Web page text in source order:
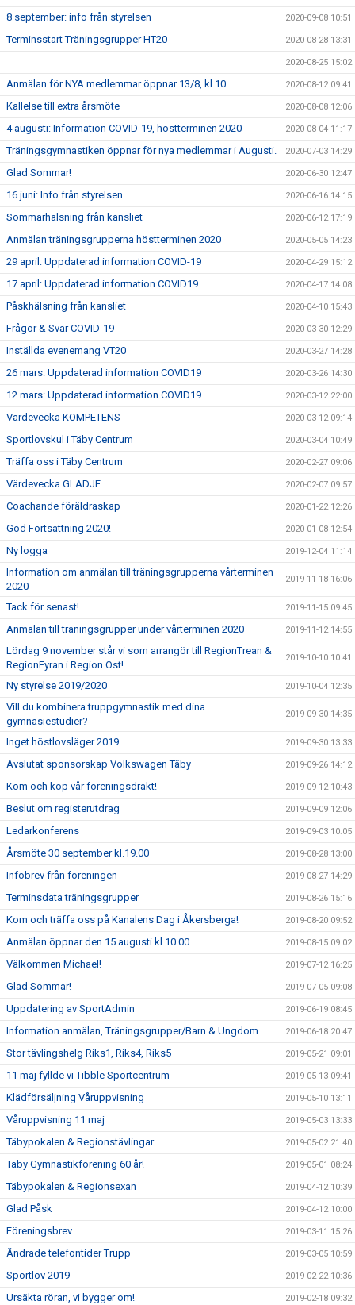
8 september: info från styrelsen 2020-09-08 10:51
Terminsstart Träningsgrupper HT20 2020-08-28 13:31
2020-08-25 15:02
Anmälan för NYA medlemmar öppnar 13/8, kl.10 2020-08-12 09:41
Kallelse till extra årsmöte 2020-08-08 12:06
4 augusti: Information COVID-19, höstterminen 2020 2020-08-04 11:17
Träningsgymnastiken öppnar för nya medlemmar i Augusti. 2020-07-03 14:29
Glad Sommar! 2020-06-30 12:47
16 juni: Info från styrelsen 2020-06-16 14:15
Sommarhälsning från kansliet 2020-06-12 17:19
Anmälan träningsgrupperna höstterminen 2020 2020-05-05 14:23
29 april: Uppdaterad information COVID-19 2020-04-29 15:12
17 april: Uppdaterad information COVID19 2020-04-17 14:08
Påskhälsning från kansliet 2020-04-10 15:43
Frågor & Svar COVID-19 2020-03-30 12:29
Inställda evenemang VT20 2020-03-27 14:28
26 mars: Uppdaterad information COVID19 2020-03-26 14:30
12 mars: Uppdaterad information COVID19 2020-03-12 22:00
Värdevecka KOMPETENS 2020-03-12 09:14
Sportlovskul i Täby Centrum 2020-03-04 10:49
Träffa oss i Täby Centrum 2020-02-27 09:06
Värdevecka GLÄDJE 2020-02-07 09:57
Coachande föräldraskap 2020-01-22 12:26
God Fortsättning 2020! 2020-01-08 12:54
Ny logga 2019-12-04 11:14
Information om anmälan till träningsgrupperna vårterminen
2020
2019-11-18 16:06
Tack för senast! 2019-11-15 09:45
Anmälan till träningsgrupper under vårterminen 2020 2019-11-12 14:55
Lördag 9 november står vi som arrangör till RegionTrean &
RegionFyran i Region Öst!
2019-10-10 10:41
Ny styrelse 2019/2020 2019-10-04 12:35
Vill du kombinera truppgymnastik med dina
gymnasiestudier?
2019-09-30 14:35
Inget höstlovsläger 2019 2019-09-30 13:33
Avslutat sponsorskap Volkswagen Täby 2019-09-26 14:12
Kom och köp vår föreningsdräkt! 2019-09-12 10:43
Beslut om registerutdrag 2019-09-09 12:06
Ledarkonferens 2019-09-03 10:05
Årsmöte 30 september kl.19.00 2019-08-28 13:00
Infobrev från föreningen 2019-08-27 14:29
Terminsdata träningsgrupper 2019-08-26 15:16
Kom och träffa oss på Kanalens Dag i Åkersberga! 2019-08-20 09:52
Anmälan öppnar den 15 augusti kl.10.00 2019-08-15 09:02
Välkommen Michael! 2019-07-12 16:25
Glad Sommar! 2019-07-05 09:08
Uppdatering av SportAdmin 2019-06-19 08:45
Information anmälan, Träningsgrupper/Barn & Ungdom 2019-06-18 20:47
Stor tävlingshelg Riks1, Riks4, Riks5 2019-05-21 09:01
11 maj fyllde vi Tibble Sportcentrum 2019-05-13 09:41
Klädförsäljning Våruppvisning 2019-05-10 13:11
Våruppvisning 11 maj 2019-05-03 13:33
Täbypokalen & Regionstävlingar 2019-05-02 21:40
Täby Gymnastikförening 60 år! 2019-05-01 08:24
Täbypokalen & Regionsexan 2019-04-12 10:39
Glad Påsk 2019-04-12 10:00
Föreningsbrev 2019-03-11 15:26
Ändrade telefontider Trupp 2019-03-05 10:59
Sportlov 2019 2019-02-22 10:36
Ursäkta röran, vi bygger om! 2019-02-18 09:32